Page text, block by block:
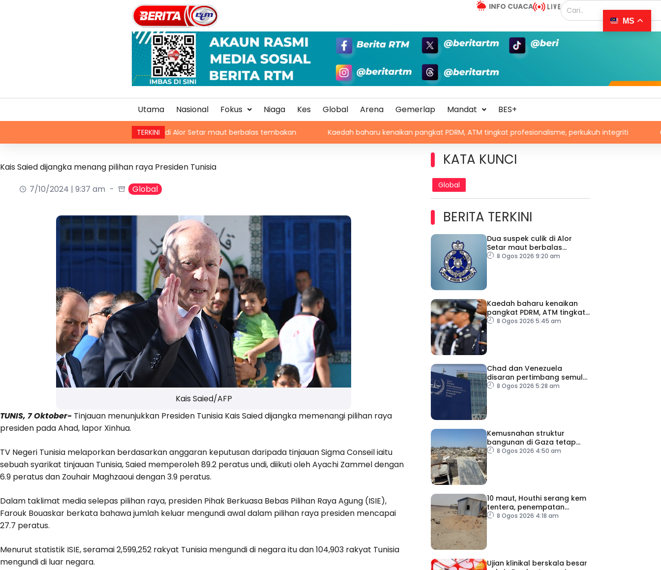
INFO CUACA
Utama Nasional Fokus Niaga Kes Global Arena Gemerlap Mandat BES+
TERKINI
Dua suspek culik di Alor Setar maut berbalas tembakan Kaedah baharu kenaikan pangkat PDRM, ATM tingkat profesionalisme, perkukuh integriti Chad dan
Kais Saied dijangka menang pilihan raya Presiden Tunisia
7/10/2024 | 9:37 am
Global
Kais Saied/AFP
TUNIS, 7 Oktober- Tinjauan menunjukkan Presiden Tunisia Kais Saied dijangka memenangi pilihan raya
presiden pada Ahad, lapor Xinhua.
TV Negeri Tunisia melaporkan berdasarkan anggaran keputusan daripada tinjauan Sigma Conseil iaitu
sebuah syarikat tinjauan Tunisia, Saied memperoleh 89.2 peratus undi, diikuti oleh Ayachi Zammel dengan
6.9 peratus dan Zouhair Maghzaoui dengan 3.9 peratus.
Dalam taklimat media selepas pilihan raya, presiden Pihak Berkuasa Bebas Pilihan Raya Agung (ISIE),
Farouk Bouaskar berkata bahawa jumlah keluar mengundi awal dalam pilihan raya presiden mencapai
27.7 peratus.
Menurut statistik ISIE, seramai 2,599,252 rakyat Tunisia mengundi di negara itu dan 104,903 rakyat Tunisia
mengundi di luar negara.
KATA KUNCI
Global
BERITA TERKINI
Dua suspek culik di Alor
Setar maut berbalas
tembakan
8 Ogos 2026 9:20 am
Kaedah baharu kenaikan
pangkat PDRM, ATM tingkat
profesionalisme, perkukuh
8 Ogos 2026 5:45 am
Chad dan Venezuela
disaran pertimbang semula
keputusan tarik diri
8 Ogos 2026 5:28 am
Kemusnahan struktur
bangunan di Gaza tetap
catat peningkatan
8 Ogos 2026 4:50 am
10 maut, Houthi serang kem
tentera, penempatan
pelarian
8 Ogos 2026 4:18 am
Ujian klinikal berskala besar
MS